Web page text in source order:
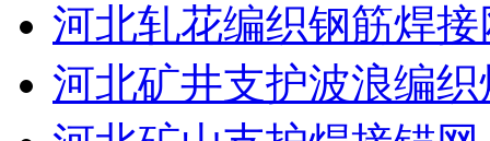
河北轧花编织钢筋焊接
河北矿井支护波浪编